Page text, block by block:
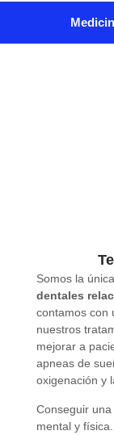
Somos la única
dentales
contamos con
nuestros
mejorar a
apneas de
oxigenación y
Conseguir
mental y